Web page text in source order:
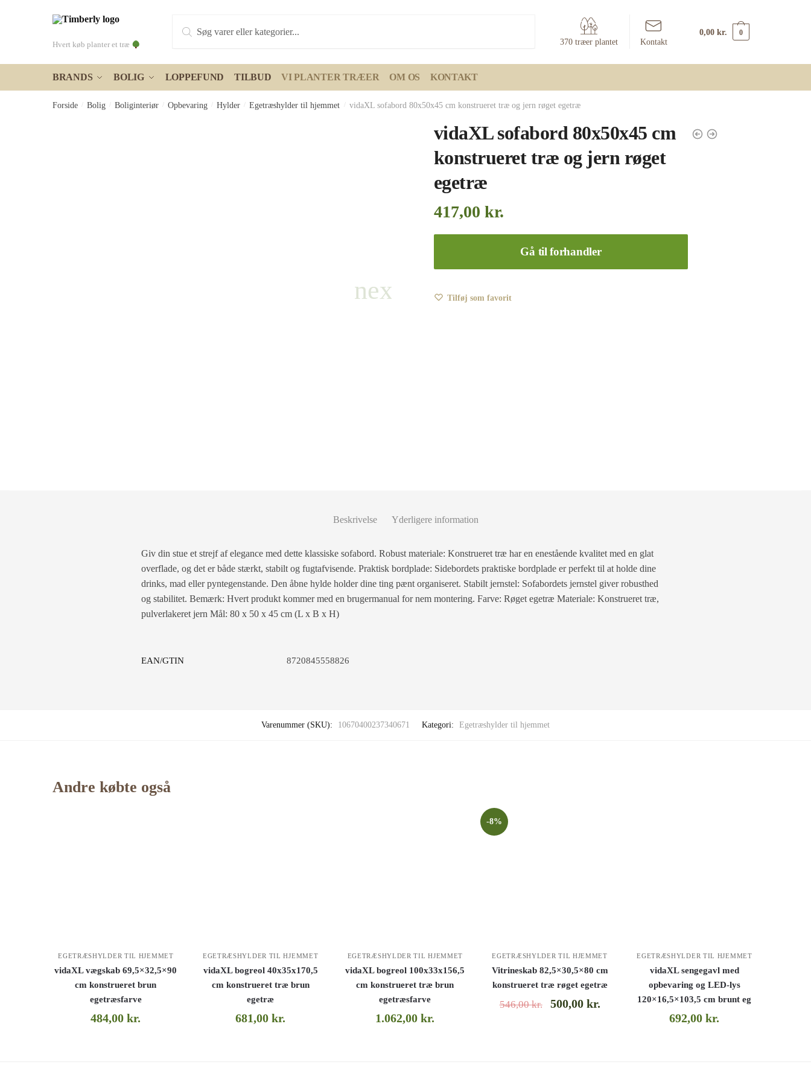
Hvert køb planter et træ
search
370 træer plantet Kontakt
0,00 kr. 0
BRANDS BOLIG LOPPEFUND TILBUD VI PLANTER TRÆER OM OS KONTAKT
Forside Bolig Boliginteriør Opbevaring Hylder Egetræshylder til hjemmet vidaXL sofabord 80x50x45 cm konstrueret træ og jern røget egetræ
vidaXL sofabord 80x50x45 cm
konstrueret træ og jern røget
egetræ
417,00 kr.
Gå til forhandler
Tilføj som favorit
Beskrivelse Yderligere information
Giv din stue et strejf af elegance med dette klassiske sofabord. Robust materiale: Konstrueret træ har en enestående kvalitet med en glat
overflade, og det er både stærkt, stabilt og fugtafvisende. Praktisk bordplade: Sidebordets praktiske bordplade er perfekt til at holde dine
drinks, mad eller pyntegenstande. Den åbne hylde holder dine ting pænt organiseret. Stabilt jernstel: Sofabordets jernstel giver robusthed
og stabilitet. Bemærk: Hvert produkt kommer med en brugermanual for nem montering. Farve: Røget egetræ Materiale: Konstrueret træ,
pulverlakeret jern Mål: 80 x 50 x 45 cm (L x B x H)
EAN/GTIN 8720845558826
Varenummer (SKU): 10670400237340671 Kategori: Egetræshylder til hjemmet
Andre købte også
EGETRÆSHYLDER TIL HJEMMET
vidaXL vægskab 69,5×32,5×90
cm konstrueret brun
egetræsfarve
484,00kr.
EGETRÆSHYLDER TIL HJEMMET
vidaXL bogreol 40x35x170,5
cm konstrueret træ brun
egetræ
681,00kr.
EGETRÆSHYLDER TIL HJEMMET
vidaXL bogreol 100x33x156,5
cm konstrueret træ brun
egetræsfarve
1.062,00kr.
-8%
EGETRÆSHYLDER TIL HJEMMET
Vitrineskab 82,5×30,5×80 cm
konstrueret træ røget egetræ
546,00kr. 500,00 kr.
EGETRÆSHYLDER TIL HJEMMET
vidaXL sengegavl med
opbevaring og LED-lys
120×16,5×103,5 cm brunt eg
692,00kr.